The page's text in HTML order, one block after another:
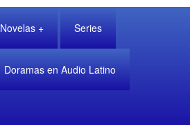
Novelas Series
Doramas en Audio Latino